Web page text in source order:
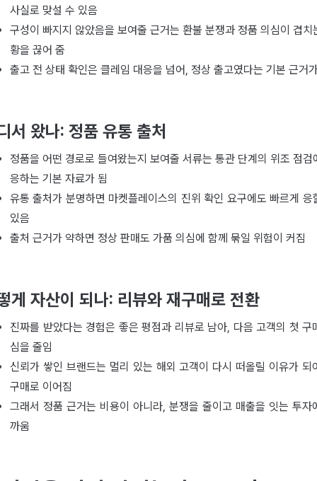
사실로 맞설 수 있음
구성이 빠지지 않았음을 보여줄 근거는 환불 분쟁과 정품 의심이 겹치
황을 끊어 줌
출고 전 상태 확인은 클레임 대응을 넘어, 정상 출고였다는 기본 근거
서 왔나: 정품 유통 출처
정품을 어떤 경로로 들여왔는지 보여줄 서류는 통관 단계의 위조 점검
응하는 기본 자료가 됨
유통 출처가 분명하면 마켓플레이스의 진위 확인 요구에도 빠르게 응
있음
출처 근거가 약하면 정상 판매도 가품 의심에 함께 묶일 위험이 커짐
게 자산이 되나: 리뷰와 재구매로 전환
진짜를 받았다는 경험은 좋은 평점과 리뷰로 남아, 다음 고객의 첫 구
심을 줄임
신뢰가 쌓인 브랜드는 멀리 있는 해외 고객이 다시 떠올릴 이유가 되
구매로 이어짐
그래서 정품 근거는 비용이 아니라, 분쟁을 줄이고 매출을 잇는 투자
까움